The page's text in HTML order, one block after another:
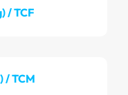
/ TCF
/ TCM